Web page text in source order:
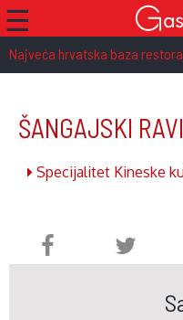
☰
Najveća hrvatska baza
ŠANGAJSKI
Specijalitet Kineske